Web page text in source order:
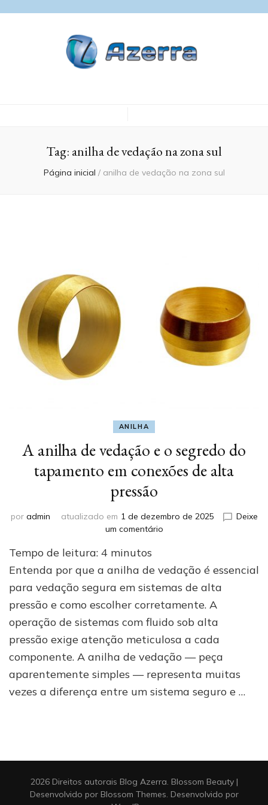
Tag: anilha de vedação na zona sul
Página inicial / anilha de vedação na zona sul
ANILHA
A anilha de vedação e o segredo do
tapamento em conexões de alta
pressão
por admin atualizado em 1 de dezembro de 2025
Deixe
um comentárioem
de
vedação
e
o
segredo
do
tapamento
em
conexões
de
alta
Tempo de leitura: 4 minutos
Entenda por que a anilha de vedação é essencial
para vedação segura em sistemas de alta
pressão e como escolher corretamente. A
operação de sistemas com fluido sob alta
pressão exige atenção meticulosa a cada
componente. A anilha de vedação — peça
aparentemente simples — representa muitas
vezes a diferença entre um sistema seguro e …
2026 Direitos autorais Blog Azerra. Blossom Beauty |
Desenvolvido por Blossom Themes. Desenvolvido por